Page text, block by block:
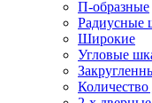
П-образные
Радиусные
Широкие
Угловые
Количество